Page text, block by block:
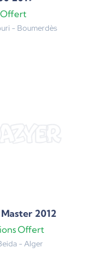
Offert
- Boumerdès
2012
Offert
- Alger